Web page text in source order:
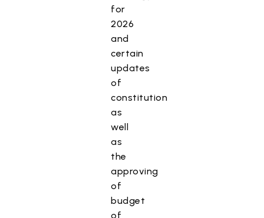
for
2026
and
certain
updates
of
constitution
as
well
as
the
approving
of
budget
of